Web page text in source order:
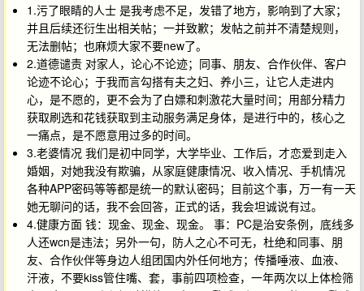
1.污了眼睛的人士 是我考虑不足，发错了地方，影响到了大家；
并且后续还衍生出相关帖；一并致歉；发帖之前并不清楚规则，
无法删帖；也麻烦大家不要new了。
2.道德谴责 对家人，论心不论迹；同事、朋友、合作伙伴、客户
论迹不论心；于我而言勾搭有夫之妇、养小三，让它人走进内
心，是不愿的，更不会为了白嫖和刺激花大量时间；用部分精力
获取刷选和花钱获取到主动服务满足身体，是进行中的，核心之
一痛点，是不愿意用过多的时间。
3.老婆情况 我们是初中同学，大学毕业、工作后，才恋爱到走入
婚姻，对她我没有欺骗，从家庭健康情况、收入情况、手机情况
各种APP密码等等都是统一的默认密码；目前这个事，万一有一天
她无聊问的话，我不会回答，正式的话，我会坦诚说有过。
4.健康方面 钱：现金、现金、现金。 事：PC是治安条例，底线多
人还wcn是违法；另外一句，防人之心不可无，杜绝和同事、朋
友、合作伙伴等身边人组团国内外任何地方；传播唾液、血液、
汗液，不要kiss管住嘴、套，事前四项检查，一年两次以上体检筛